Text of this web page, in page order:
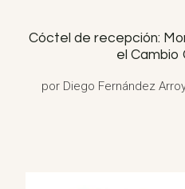
Cóctel de recepción:
el Cambio
por Diego Fernández